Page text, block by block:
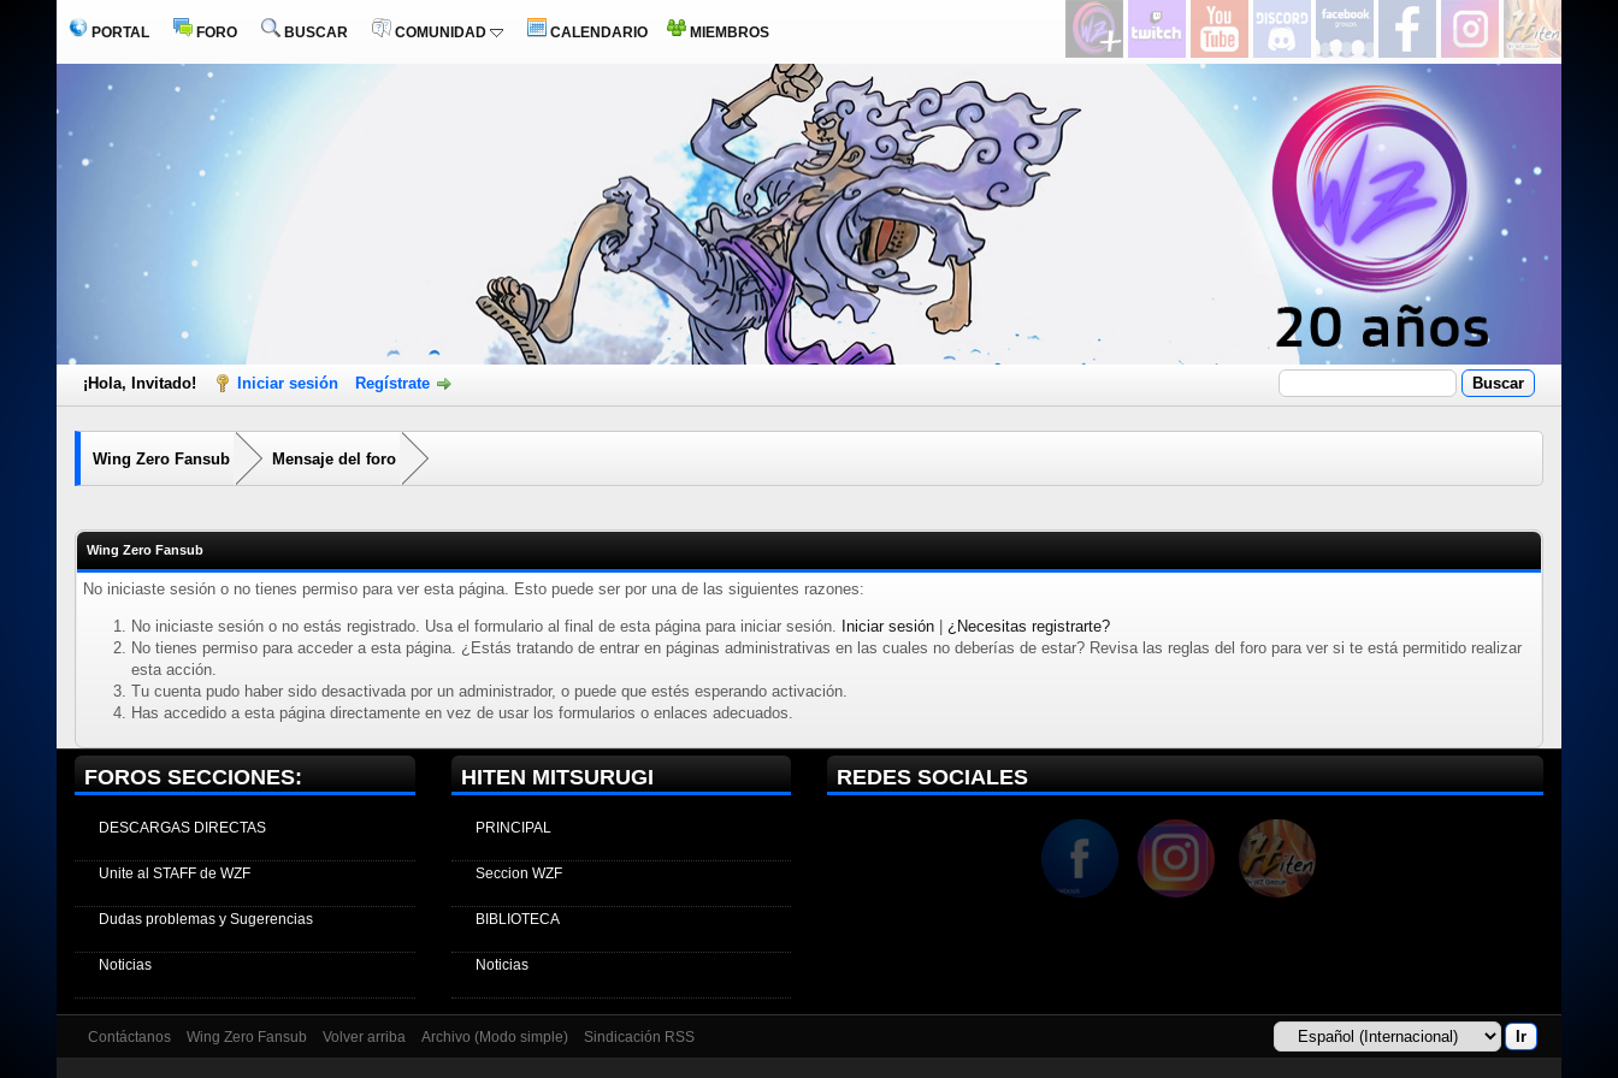
PORTAL FORO BUSCAR COMUNIDAD CALENDARIO MIEMBROS
¡Hola, Invitado! Iniciar sesión Regístrate
Wing Zero Fansub Mensaje del foro
Wing Zero Fansub
No iniciaste sesión o no tienes permiso para ver esta página. Esto puede ser por una de las siguientes razones:
No iniciaste sesión o no estás registrado. Usa el formulario al final de esta página para iniciar sesión. Iniciar sesión
¿Necesitas registrarte?
No tienes permiso para acceder a esta página. ¿Estás tratando de entrar en páginas administrativas en las cuales no deberías de estar? Revisa las reglas del foro para ver si te está permitido realizar
esta acción.
Tu cuenta pudo haber sido desactivada por un administrador, o puede que estés esperando activación.
Has accedido a esta página directamente en vez de usar los formularios o enlaces adecuados.
FOROS SECCIONES:
DESCARGAS DIRECTAS
Unite al STAFF de WZF
Dudas problemas y Sugerencias
Noticias
HITEN MITSURUGI
PRINCIPAL
Seccion WZF
BIBLIOTECA
Noticias
REDES SOCIALES
Contáctanos Wing Zero Fansub Volver arriba Archivo (Modo simple) Sindicación RSS